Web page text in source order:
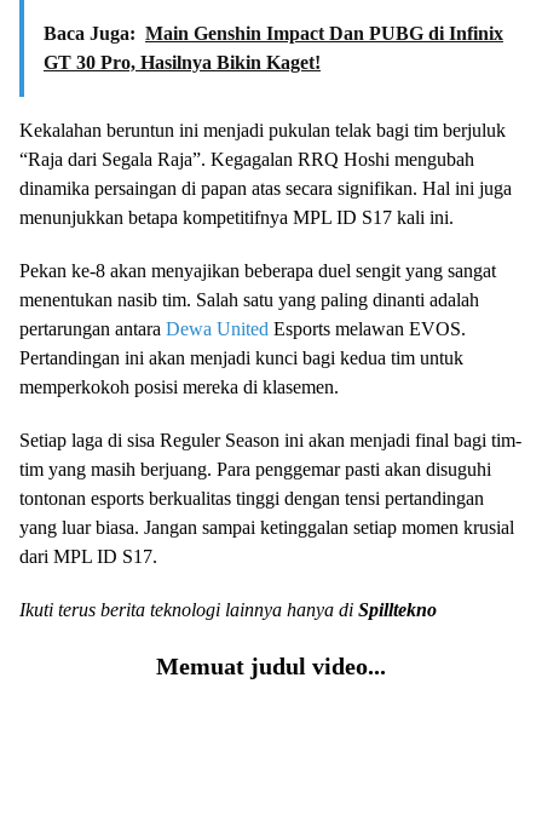
Baca Juga: Main Genshin Impact Dan PUBG di Infinix
GT 30 Pro, Hasilnya Bikin Kaget!
Kekalahan beruntun ini menjadi pukulan telak bagi tim berjuluk
“Raja dari Segala Raja”. Kegagalan RRQ Hoshi mengubah
dinamika persaingan di papan atas secara signifikan. Hal ini juga
menunjukkan betapa kompetitifnya MPL ID S17 kali ini.
Pekan ke-8 akan menyajikan beberapa duel sengit yang sangat
menentukan nasib tim. Salah satu yang paling dinanti adalah
pertarungan antara Dewa United Esports melawan EVOS.
Pertandingan ini akan menjadi kunci bagi kedua tim untuk
memperkokoh posisi mereka di klasemen.
Setiap laga di sisa Reguler Season ini akan menjadi final bagi tim-
tim yang masih berjuang. Para penggemar pasti akan disuguhi
tontonan esports berkualitas tinggi dengan tensi pertandingan
yang luar biasa. Jangan sampai ketinggalan setiap momen krusial
dari MPL ID S17.
Ikuti terus berita teknologi lainnya hanya di Spilltekno
Memuat judul video...